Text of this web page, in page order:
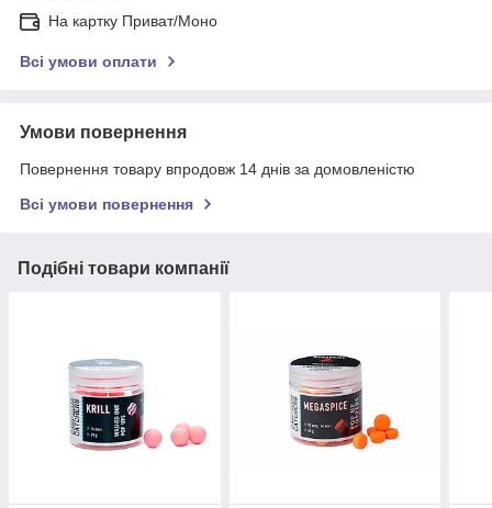
На картку Приват/Моно
Всі умови оплати
Умови повернення
Повернення товару впродовж 14 днів за домовленістю
Всі умови повернення
Подібні товари компанії